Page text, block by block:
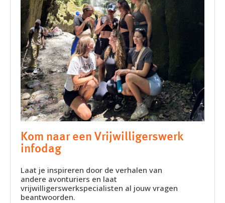
Kom naar een Vrijwilligerswerk
infodag
Laat je inspireren door de verhalen van
andere avonturiers en laat
vrijwilligerswerkspecialisten al jouw vragen
beantwoorden.